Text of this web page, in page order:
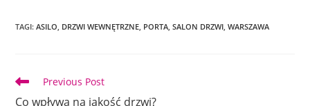
TAGI:ASILO DRZWI WEWNĘTRZNE PORTA SALON DRZWI WARSZAWA
Read
Previous Post
Co wpływa na jakość drzwi?